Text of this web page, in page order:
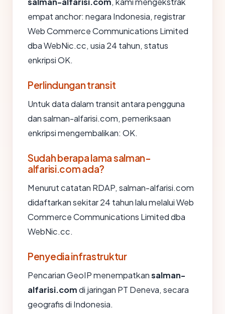
empat anchor: negara Indonesia, registrar
Web Commerce Communications Limited
dba WebNic.cc, usia 24 tahun, status
enkripsi OK.
Perlindungan transit
Untuk data dalam transit antara pengguna
dan salman-alfarisi.com, pemeriksaan
enkripsi mengembalikan: OK.
Sudah berapa lama salman-
alfarisi.com ada?
Menurut catatan RDAP, salman-alfarisi.com
didaftarkan sekitar 24 tahun lalu melalui Web
Commerce Communications Limited dba
WebNic.cc.
Penyedia infrastruktur
Pencarian GeoIP menempatkansalman-
alfarisi.comdi jaringan PT Deneva, secara
geografis di Indonesia.